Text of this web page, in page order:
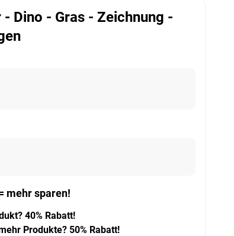
- Dino - Gras - Zeichnung -
mehr sparen!
40% Rabatt!
Produkte? 50% Rabatt!